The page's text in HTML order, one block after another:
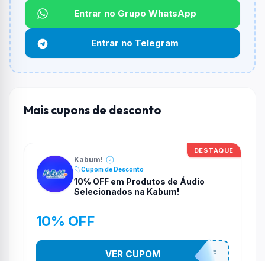
Qual é o desconto máximo?
Não informado ou sem limite.
Funciona em qualquer produto?
Não necessariamente. Depende de itens participantes
e alguns vendedores ou produtos especificos podem
Entrar no Grupo WhatsApp
Entrar no Telegram
Mais cupons de desconto
DESTAQUE
Kabum!
Cupom de Desconto
10% OFF em Produtos de Áudio
Selecionados na Kabum!
10% OFF
SOM10OFF
VER CUPOM